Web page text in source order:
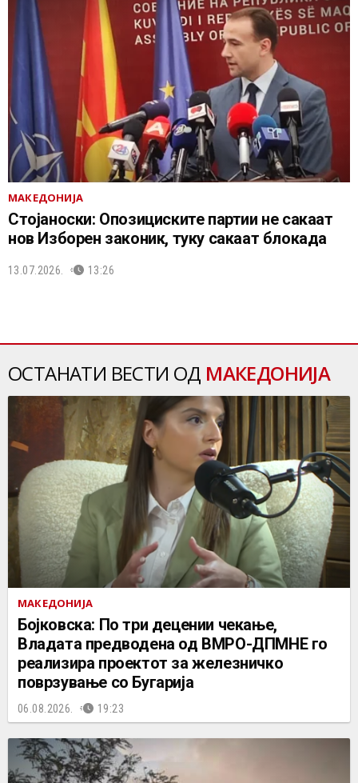
МАКЕДОНИЈА
Стојаноски: Опозициските партии не сакаат
нов Изборен законик, туку сакаат блокада
13.07.2026. 13:26
ОСТАНАТИ ВЕСТИ ОД МАКЕДОНИЈА
МАКЕДОНИЈА
Бојковска: По три децении чекање,
Владата предводена од ВМРО-ДПМНЕ го
реализира проектот за железничко
поврзување со Бугарија
06.08.2026. 19:23